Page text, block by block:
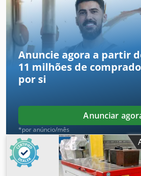
Anuncie agora a partir
11 milhões de
por si
Anunciar
*por anúncio/mês